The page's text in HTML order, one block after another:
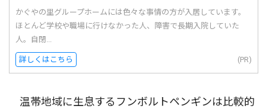
かぐやの里グループホームには色々な事情の方が入居しています。
ほとんど学校や職場に行けなかった人、障害で長期入院していた
人。自閉...
詳しくはこちら (PR)
温帯地域に生息するフンボルトペンギンは比較的